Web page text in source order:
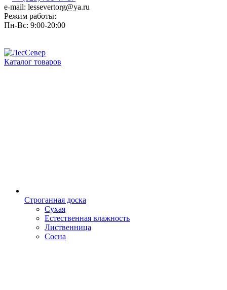
e-mail: lessevertorg@ya.ru
Режим работы:
Пн-Вс: 9:00-20:00
Каталог товаров
Строганная доска
Сухая
Естественная влажность
Лиственница
Сосна